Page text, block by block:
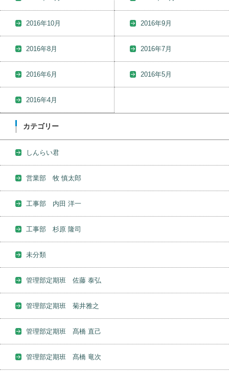
2016年10月 2016年9月
2016年8月 2016年7月
2016年6月 2016年5月
2016年4月
カテゴリー
しんらい君
営業部 牧 慎太郎
工事部 内田 洋一
工事部 杉原 隆司
未分類
管理部定期班 佐藤 泰弘
管理部定期班 菊井雅之
管理部定期班 髙橋 直己
管理部定期班 髙橋 竜次